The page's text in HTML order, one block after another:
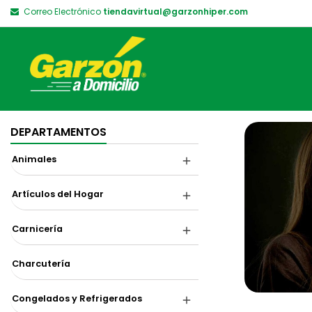
Correo Electrónico tiendavirtual@garzonhiper.com
DEPARTAMENTOS
Animales
Artículos del Hogar
Carnicería
Charcutería
Congelados y Refrigerados